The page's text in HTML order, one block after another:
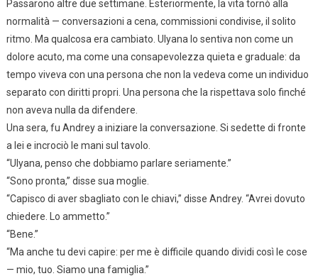
Passarono altre due settimane. Esteriormente, la vita tornò alla
normalità — conversazioni a cena, commissioni condivise, il solito
ritmo. Ma qualcosa era cambiato. Ulyana lo sentiva non come un
dolore acuto, ma come una consapevolezza quieta e graduale: da
tempo viveva con una persona che non la vedeva come un individuo
separato con diritti propri. Una persona che la rispettava solo finché
non aveva nulla da difendere.
Una sera, fu Andrey a iniziare la conversazione. Si sedette di fronte
a lei e incrociò le mani sul tavolo.
“Ulyana, penso che dobbiamo parlare seriamente.”
“Sono pronta,” disse sua moglie.
“Capisco di aver sbagliato con le chiavi,” disse Andrey. “Avrei dovuto
chiedere. Lo ammetto.”
“Bene.”
“Ma anche tu devi capire: per me è difficile quando dividi così le cose
— mio, tuo. Siamo una famiglia.”